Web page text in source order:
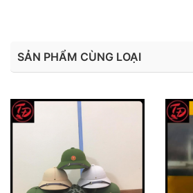
SẢN PHẨM CÙNG LOẠI